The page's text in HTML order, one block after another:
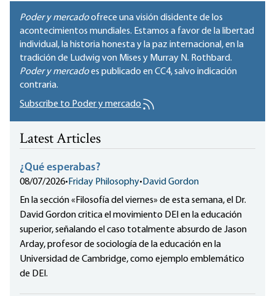
Poder y mercadoofrece una visión disidente de los
acontecimientos mundiales. Estamos a favor de la libertad
individual, la historia honesta y la paz internacional, en la
tradición de Ludwig von Mises y Murray N. Rothbard.
Poder y mercadoes publicado enCC4, salvo indicación
contraria.
Subscribe to Poder y mercado
Latest Articles
¿Qué esperabas?
08/07/2026• Friday Philosophy• David Gordon
En la sección «Filosofía del viernes» de esta semana, el Dr.
David Gordon critica el movimiento DEI en la educación
superior, señalando el caso totalmente absurdo de Jason
Arday, profesor de sociología de la educación en la
Universidad de Cambridge, como ejemplo emblemático
de DEI.